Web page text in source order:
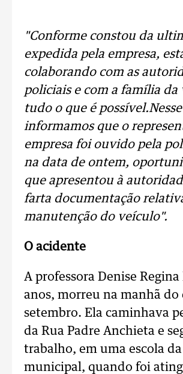
"Conforme constou da
expedida pela empresa,
colaborando com as
policiais e com a família
tudo o que é
informamos que o
empresa foi ouvido pela
na data de ontem,
que apresentou à
farta documentação
manutenção do veículo".
O acidente
A professora Denise
anos, morreu na manhã do
setembro. Ela caminhava
da Rua Padre Anchieta e
trabalho, em uma escola
municipal, quando foi